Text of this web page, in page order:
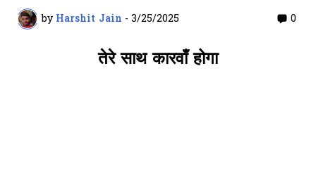
by Harshit Jain - 3/25/2025 0
तेरे साथ कारवाँ होगा